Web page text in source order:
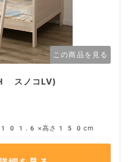
この商品を見る
スノコLV)
101.6×高さ150cm